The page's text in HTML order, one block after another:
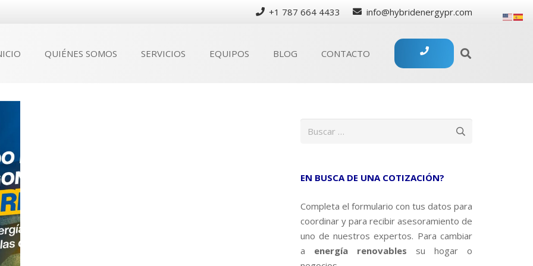
+1 787 664 4433 info@hybridenergypr.com
QUIÉNES SOMOS SERVICIOS EQUIPOS BLOG CONTACTO
EN BUSCA DE UNA COTIZACIÓN?
Completa el formulario con tus datos para
coordinar y para recibir asesoramiento de
uno de nuestros expertos. Para cambiar
a energía renovables su hogar o